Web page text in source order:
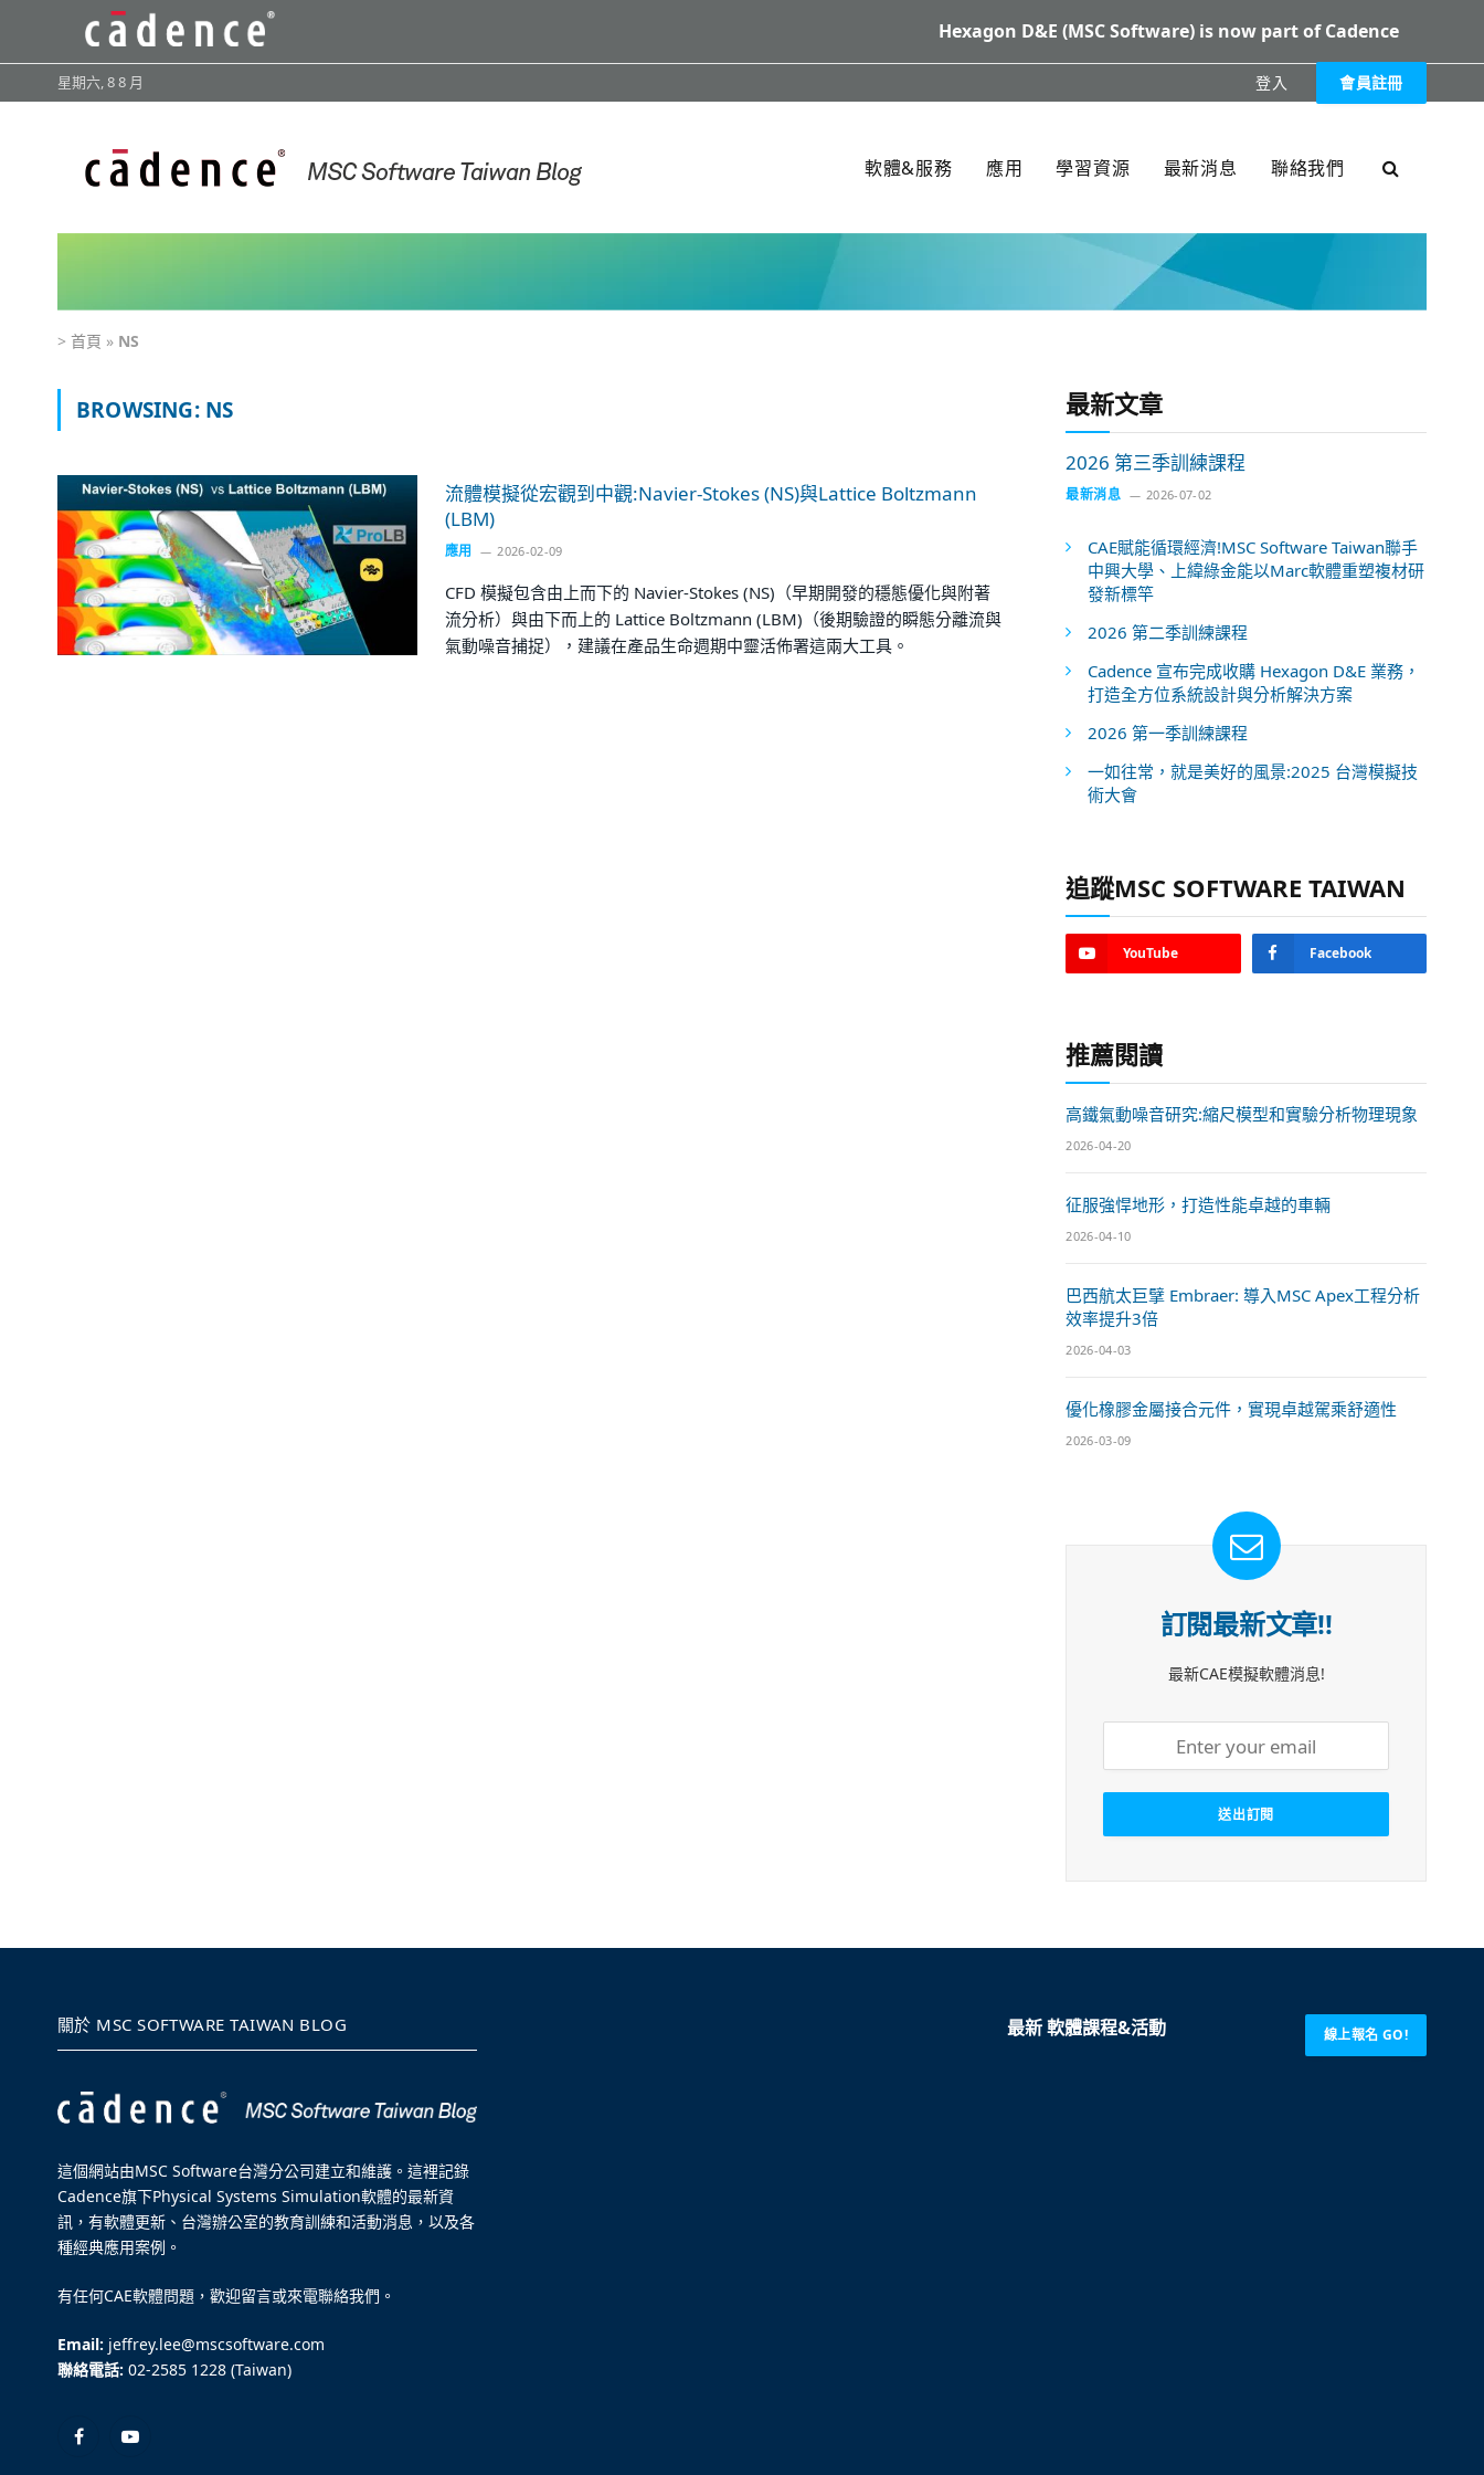
Hexagon D&E (MSC Software) is now part of Cadence
星期六, 8 8 月 登入
會員註冊
軟體&服務 應用 學習資源 最新消息 聯絡我們
> 首頁 » NS
BROWSING: NS
流體模擬從宏觀到中觀:Navier-Stokes (NS)與Lattice Boltzmann
(LBM)
應用 2026-02-09
CFD 模擬包含由上而下的 Navier-Stokes (NS)（早期開發的穩態優化與附著
流分析）與由下而上的 Lattice Boltzmann (LBM)（後期驗證的瞬態分離流與
氣動噪音捕捉），建議在產品生命週期中靈活佈署這兩大工具。
最新文章
2026 第三季訓練課程
最新消息 2026-07-02
CAE賦能循環經濟!MSC Software Taiwan聯手
中興大學、上緯綠金能以Marc軟體重塑複材研
發新標竿
2026 第二季訓練課程
Cadence 宣布完成收購 Hexagon D&E 業務，
打造全方位系統設計與分析解決方案
2026 第一季訓練課程
一如往常，就是美好的風景:2025 台灣模擬技
術大會
追蹤MSC SOFTWARE TAIWAN
YouTube Facebook
推薦閱讀
高鐵氣動噪音研究:縮尺模型和實驗分析物理現象
2026-04-20
征服強悍地形，打造性能卓越的車輛
2026-04-10
巴西航太巨擘 Embraer: 導入MSC Apex工程分析
效率提升3倍
2026-04-03
優化橡膠金屬接合元件，實現卓越駕乘舒適性
2026-03-09
訂閱最新文章!!
最新CAE模擬軟體消息!
關於 MSC SOFTWARE TAIWAN BLOG
這個網站由MSC Software台灣分公司建立和維護。這裡記錄
Cadence旗下Physical Systems Simulation軟體的最新資
訊，有軟體更新、台灣辦公室的教育訓練和活動消息，以及各
種經典應用案例。
有任何CAE軟體問題，歡迎留言或來電聯絡我們。
Email: jeffrey.lee@mscsoftware.com
聯絡電話: 02-2585 1228 (Taiwan)
FacebookYouTube
最新 軟體課程&活動 線上報名 GO!